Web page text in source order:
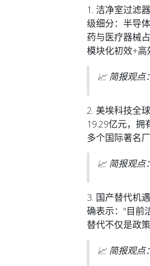
1. 洁净室过滤
级细分：半导
药与医疗器械
模块化初效+高
📈 简报观点
2. 美埃科技全
19.29亿元，拥
多个国际著名
📈 简报观点
3. 国产替代机
确表示："目前
替代不仅是政
📈 简报观点